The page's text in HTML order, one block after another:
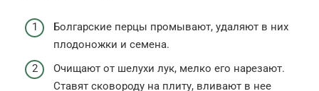
Болгарские перцы промывают, удаляют в них
плодоножки и семена.
Очищают от шелухи лук, мелко его нарезают.
Ставят сковороду на плиту, вливают в нее